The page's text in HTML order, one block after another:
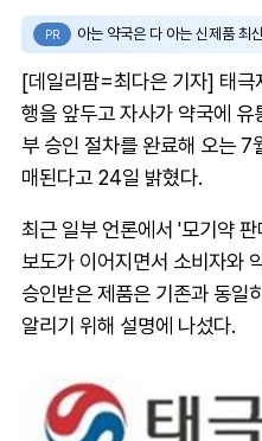
PR 아는 약국은 다 아는 신제품 최
[데일리팜=최다은 기자] 태극
행을 앞두고 자사가 약국에
부 승인 절차를 완료해 오는 7
매된다고 24일 밝혔다.
최근 일부 언론에서 '모기약
보도가 이어지면서 소비자와
승인받은 제품은 기존과 동일
알리기 위해 설명에 나섰다.